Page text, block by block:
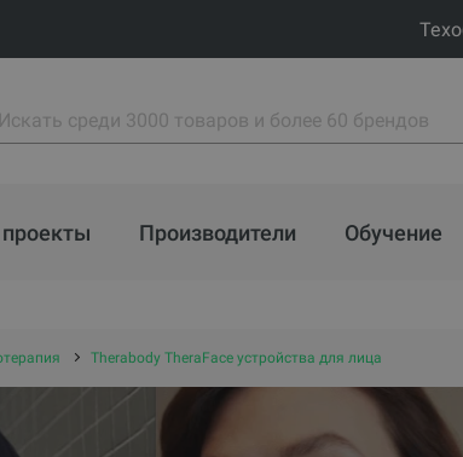
Производители Обучение
Therabody TheraFace устройства для лица